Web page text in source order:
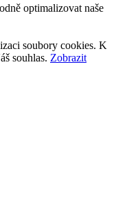
optimalizovat naše
soubory cookies. K
souhlas. Zobrazit